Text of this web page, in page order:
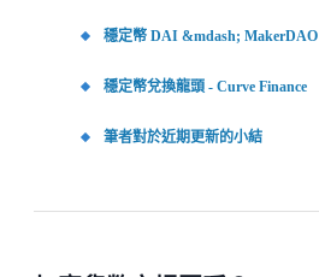
穩定幣 DAI &mdash; MakerDAO
穩定幣兌換龍頭 - Curve Finance
筆者對於近期更新的小結